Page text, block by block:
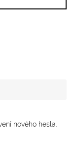
nového hesla.